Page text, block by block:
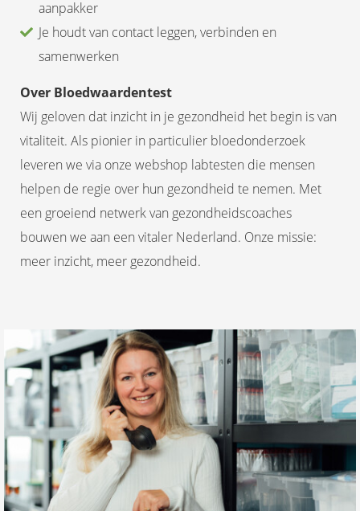
aanpakker
Je houdt van contact leggen, verbinden en
samenwerken
Over Bloedwaardentest
Wij geloven dat inzicht in je gezondheid het begin is van
vitaliteit. Als pionier in particulier bloedonderzoek
leveren we via onze webshop labtesten die mensen
helpen de regie over hun gezondheid te nemen. Met
een groeiend netwerk van gezondheidscoaches
bouwen we aan een vitaler Nederland. Onze missie:
meer inzicht, meer gezondheid.